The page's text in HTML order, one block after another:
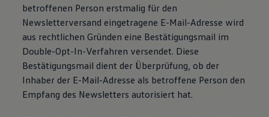
betroffenen Person erstmalig für den
Newsletterversand eingetragene E-Mail-Adresse wird
aus rechtlichen Gründen eine Bestätigungsmail im
Double-Opt-In-Verfahren versendet. Diese
Bestätigungsmail dient der Überprüfung, ob der
Inhaber der E-Mail-Adresse als betroffene Person den
Empfang des Newsletters autorisiert hat.